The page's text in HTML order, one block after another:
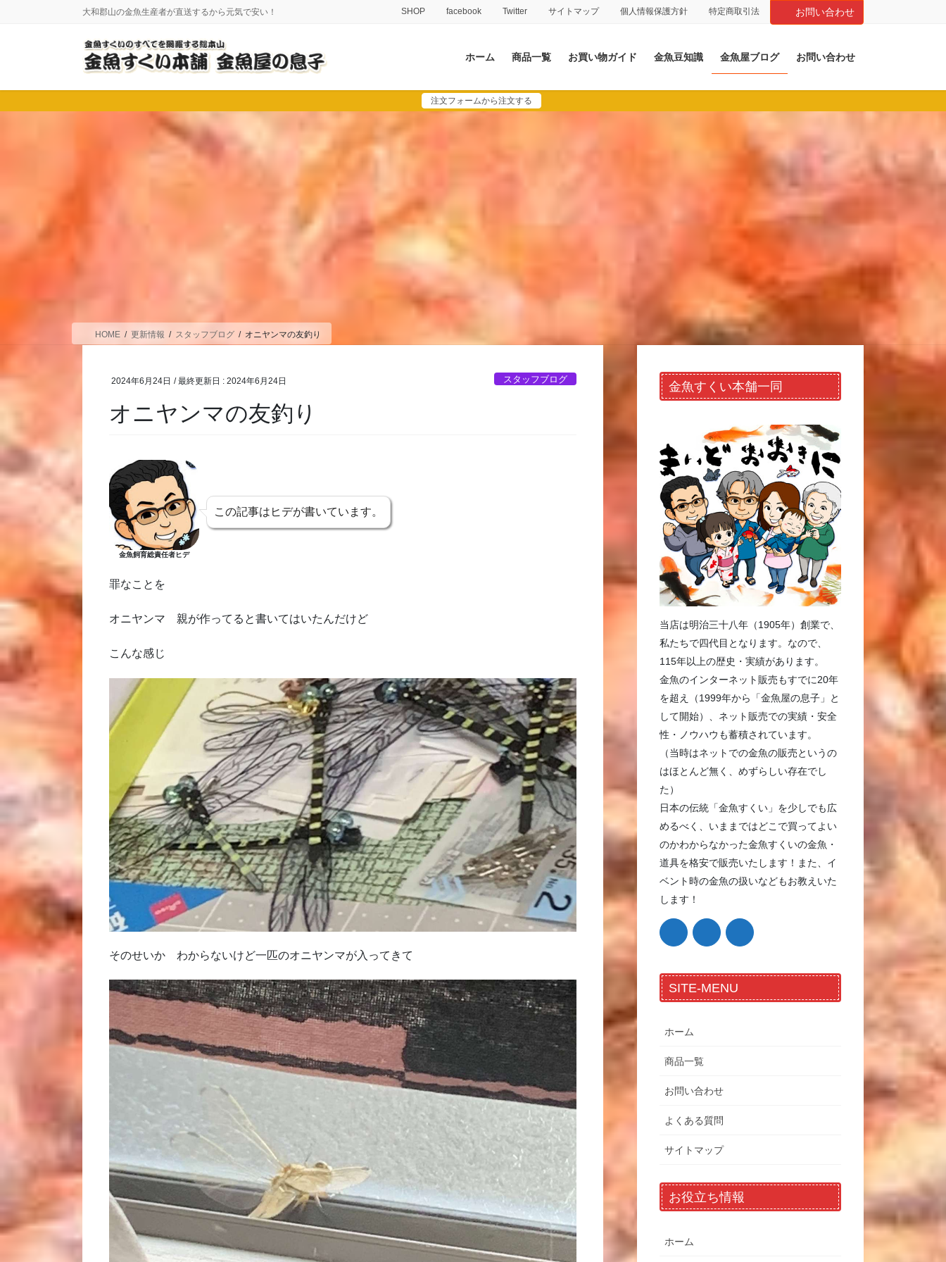
に
移
ョ
ン
大和郡山の金魚生産者が直送するから元気で安い！ SHOP facebook Twitter サイトマップ 個人情報保護方針 特定商取引法 お問い合わせ
ホーム 商品一覧 お買い物ガイド 金魚豆知識 金魚屋ブログ お問い合わせ
注文フォームから注文する
HOME 更新情報 スタッフブログ オニヤンマの友釣り
2024年6月24日 / 最終更新日 :2024年6月24日 スタッフブログ
オニヤンマの友釣り
金魚飼育総責任者ヒデ
この記事はヒデが書いています。
罪なことを
オニヤンマ 親が作ってると書いてはいたんだけど
こんな感じ
そのせいか わからないけど一匹のオニヤンマが入ってきて
金魚すくい本舗一同
当店は明治三十八年（1905年）創業で、
私たちで四代目となります。なので、
115年以上の歴史・実績があります。
金魚のインターネット販売もすでに20年
を超え（1999年から「金魚屋の息子」と
して開始）、ネット販売での実績・安全
性・ノウハウも蓄積されています。
（当時はネットでの金魚の販売というの
はほとんど無く、めずらしい存在でし
た）
日本の伝統「金魚すくい」を少しでも広
めるべく、いままではどこで買ってよい
のかわからなかった金魚すくいの金魚・
道具を格安で販売いたします！また、イ
ベント時の金魚の扱いなどもお教えいた
します！
SITE-MENU
ホーム
商品一覧
お問い合わせ
よくある質問
サイトマップ
お役立ち情報
ホーム